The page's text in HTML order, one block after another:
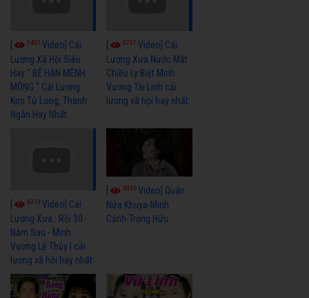
5457 Video] Cải
Lương Xã Hội Siêu
Hay " BỂ HẬN MÊNH
MÔNG " Cải Lương
Kim Tử Long, Thanh
Ngân Hay Nhất
5731Video] Cải
Lương Xưa Nước Mắt
Chiều Ly Biệt Minh
Vương Tài Linh cải
lương xã hội hay nhất
6319 Video] Cải
Lương Xưa : Rồi 30
Năm Sau - Minh
Vương Lệ Thủy | cải
lương xã hội hay nhất
6036Video] Quán
Nửa Khuya-Minh
Cảnh-Trọng Hữu